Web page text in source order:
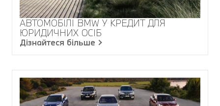
АВТОМОБІЛІ BMW У КРЕДИТ ДЛЯ
ЮРИДИЧНИХ ОСІБ
Дізнайтеся більше